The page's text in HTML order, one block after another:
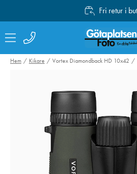
Fri retur i
Personlig
Fri frakt över
Hem Kikare Vortex Diamondback HD 10x42